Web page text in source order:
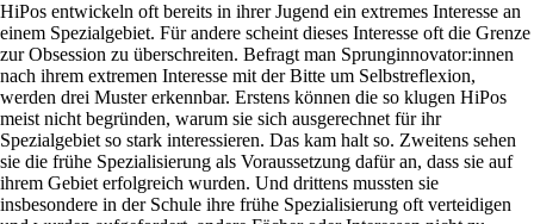
HiPos entwickeln oft bereits in ihrer Jugend ein extremes Interesse an
einem Spezialgebiet. Für andere scheint dieses Interesse oft die Grenze
zur Obsession zu überschreiten. Befragt man Sprunginnovator:innen
nach ihrem extremen Interesse mit der Bitte um Selbstreflexion,
werden drei Muster erkennbar. Erstens können die so klugen HiPos
meist nicht begründen, warum sie sich ausgerechnet für ihr
Spezialgebiet so stark interessieren. Das kam halt so. Zweitens sehen
sie die frühe Spezialisierung als Voraussetzung dafür an, dass sie auf
ihrem Gebiet erfolgreich wurden. Und drittens mussten sie
insbesondere in der Schule ihre frühe Spezialisierung oft verteidigen